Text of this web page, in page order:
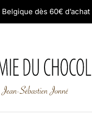
dès 60€ d’achat